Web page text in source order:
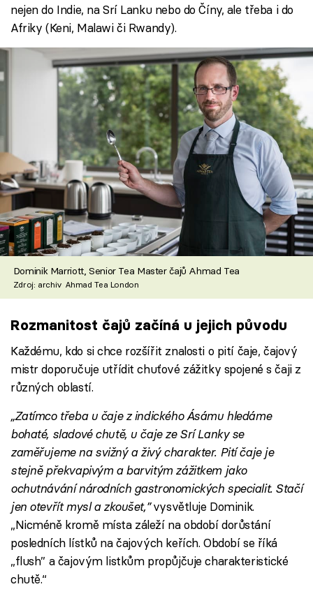
nejen do Indie, na Srí Lanku nebo do Číny, ale třeba i do
Afriky (Keni, Malawi či Rwandy).
Dominik Marriott, Senior Tea Master čajů Ahmad Tea
Zdroj: archiv Ahmad Tea London
Rozmanitost čajů začíná u jejich původu
Každému, kdo si chce rozšířit znalosti o pití čaje, čajový
mistr doporučuje utřídit chuťové zážitky spojené s čaji z
různých oblastí.
„Zatímco třeba u čaje z indického Ásámu hledáme
bohaté, sladové chutě, u čaje ze Srí Lanky se
zaměřujeme na svižný a živý charakter. Pití čaje je
stejně překvapivým a barvitým zážitkem jako
ochutnávání národních gastronomických specialit. Stačí
jen otevřít mysl a zkoušet,”vysvětluje Dominik.
„Nicméně kromě místa záleží na období dorůstání
posledních lístků na čajových keřích. Období se říká
„flush” a čajovým listkům propůjčuje charakteristické
chutě.“